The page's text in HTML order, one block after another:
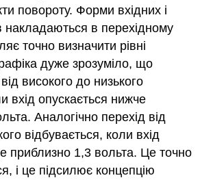
повороту. Форми вхідних і
накладаються в перехідному
точно визначити рівні
дуже зрозуміло, що
високого до низького
вхід опускається нижче
Аналогічно перехід від
відбувається, коли вхід
приблизно 1,3 вольта. Це точно
і це підсилює концепцію